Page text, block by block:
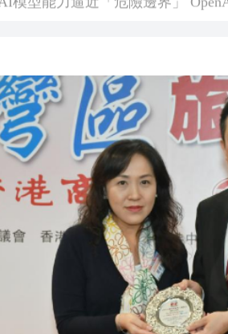
代表聯誼會 x 騰訊雲WorkBuddy
攜新作出席「今朝更好看」——慶
署超額完成績效 上半年引資逾
對江蘇、安徽啟動防汛防颱風四級